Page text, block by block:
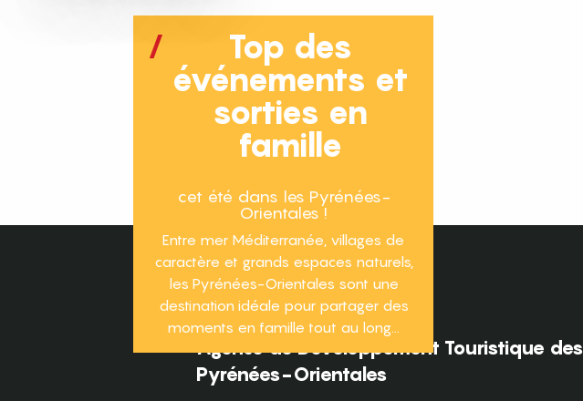
Top des
événements et
sorties en
famille
cet été dans les Pyrénées-
Orientales !
Entre mer Méditerranée, villages de
caractère et grands espaces naturels,
les Pyrénées-Orientales sont une
destination idéale pour partager des
moments en famille tout au long...
Agence de Développement Touristique des
Pyrénées-Orientales